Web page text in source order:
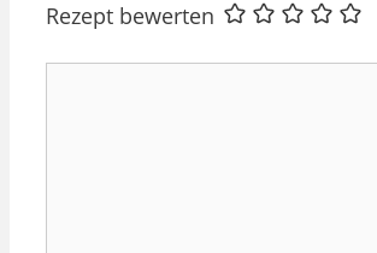
Rezept bewerten